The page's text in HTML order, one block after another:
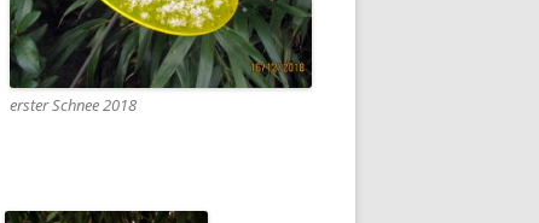
erster Schnee 2018